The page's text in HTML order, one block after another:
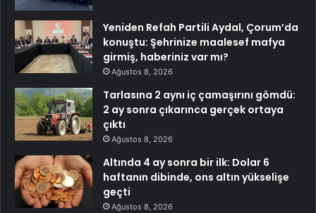
Yeniden Refah Partili Aydal, Çorum’da
konuştu: Şehrinize maalesef mafya
girmiş, haberiniz var mı?
Ağustos 8, 2026
Tarlasına 2 aynı iç çamaşırını gömdü:
2 ay sonra çıkarınca gerçek ortaya
çıktı
Ağustos 8, 2026
Altında 4 ay sonra bir ilk: Dolar 6
haftanın dibinde, ons altın yükselişe
geçti
Ağustos 8, 2026